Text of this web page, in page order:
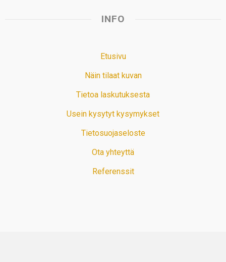
INFO
Etusivu
Näin tilaat kuvan
Tietoa laskutuksesta
Usein kysytyt kysymykset
Tietosuojaseloste
Ota yhteyttä
Referenssit